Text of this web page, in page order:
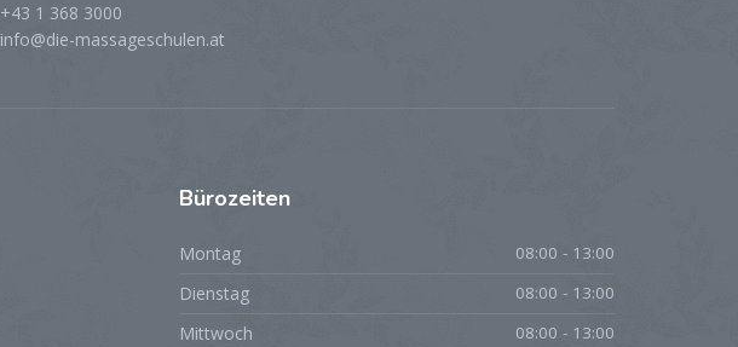
+43 1 368 3000
info@die-massageschulen.at
Bürozeiten
Montag 08:00 - 13:00
Dienstag 08:00 - 13:00
Mittwoch 08:00 - 13:00